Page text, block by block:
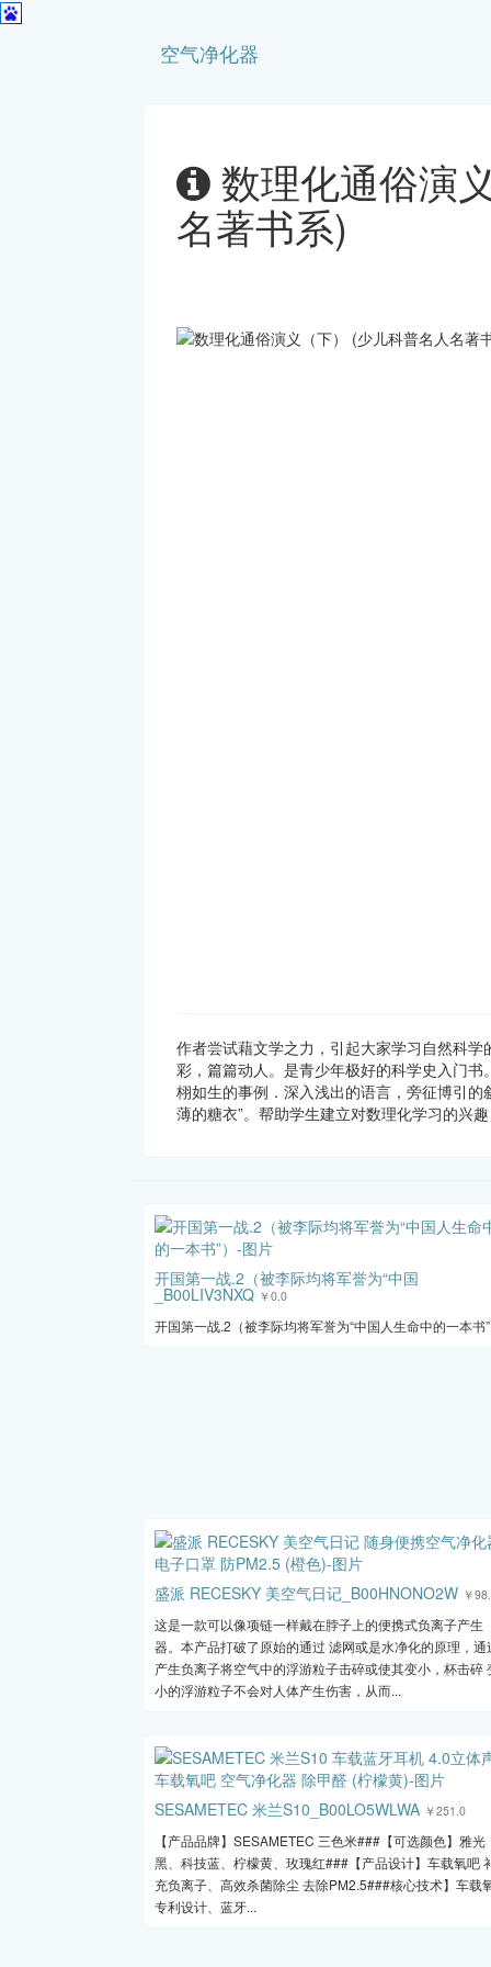
空气净化器
数理化通俗演
名著书系)
作者尝试藉文学之力，引起大家学习自然科
彩，篇篇动人。是青少年极好的科学史入门
栩如生的事例．深入浅出的语言，旁征博引
薄的糖衣”。帮助学生建立对数理化学习的兴
开国第一战.2（被李际均将军誉为“中国
_B00LIV3NXQ ￥0.0
开国第一战.2（被李际均将军誉为“中国人生命中的一本书
盛派 RECESKY 美空气日记_B00HNONO2W ￥
这是一款可以像项链一样戴在脖子上的便携式负离子产生
器。本产品打破了原始的通过 滤网或是水净化的原理，通
产生负离子将空气中的浮游粒子击碎或使其变小，杯击碎
小的浮游粒子不会对人体产生伤害，从而...
SESAMETEC 米兰S10_B00LO5WLWA ￥251.0
【产品品牌】SESAMETEC 三色米###【可选颜色】雅光
黑、科技蓝、柠檬黄、玫瑰红###【产品设计】车载氧吧
充负离子、高效杀菌除尘 去除PM2.5###核心技术】车载
专利设计、蓝牙...